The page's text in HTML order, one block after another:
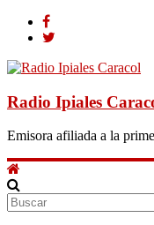
Radio Ipiales
Emisora afiliada a la